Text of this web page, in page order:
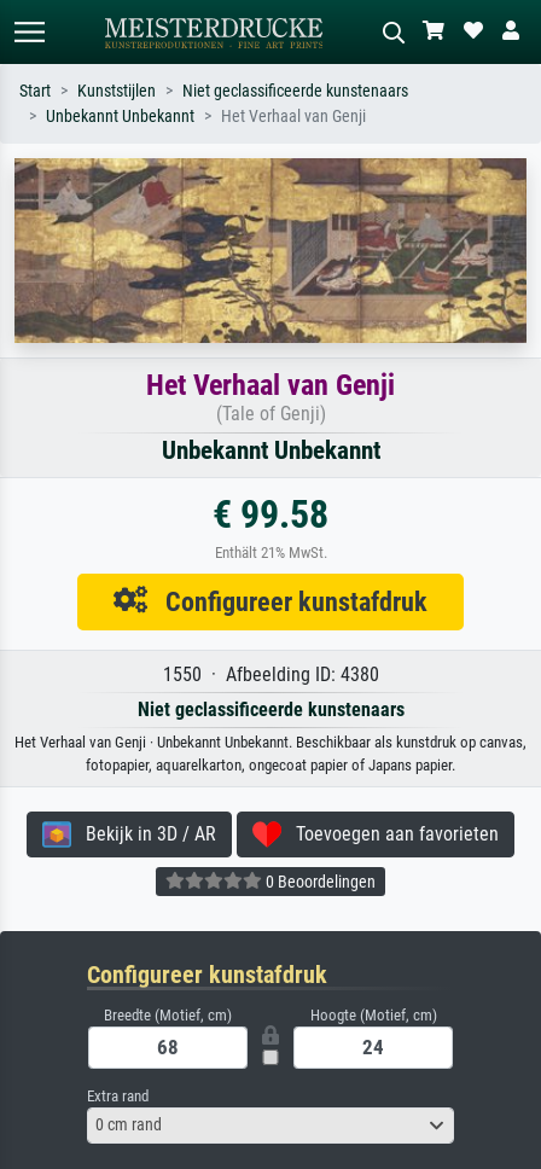
Zoek op kunstenaar, titel of stijl – bijv.
Monet, Sterrennacht, impressionisme,
Hokusai-golf, naakt.
Beschrijf de scène – bijv. groene
weide, abstract met veel rood, donker
olieverfschilderij, staand naakt naast
een boom.
Start Kunststijlen
Niet geclassificeerde kunstenaars
Unbekannt Unbekannt
Het Verhaal van Genji
Het Verhaal van Genji
(Tale of Genji)
Unbekannt Unbekannt
€ 99.58
Enthält 21% MwSt.
Configureer kunstafdruk
1550 · Afbeelding ID: 4380
Niet geclassificeerde kunstenaars
Het Verhaal van Genji · Unbekannt Unbekannt. Beschikbaar als kunstdruk op canvas,
fotopapier, aquarelkarton, ongecoat papier of Japans papier.
Bekijk in 3D / AR Toevoegen aan favorieten
0 Beoordelingen
Configureer kunstafdruk
Breedte (Motief, cm) Hoogte (Motief, cm)
Extra rand
0 cm rand